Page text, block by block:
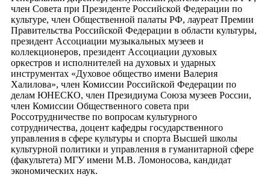
член Совета при Президенте Российской Федерации по
культуре, член Общественной палаты РФ, лауреат Премии
Правительства Российской Федерации в области культуры,
президент Ассоциации музыкальных музеев и
коллекционеров, президент Ассоциации духовых
оркестров и исполнителей на духовых и ударных
инструментах «Духовое общество имени Валерия
Халилова», член Комиссии Российской Федерации по
делам ЮНЕСКО, член Президиума Союза музеев России,
член Комиссии Общественного совета при
Россотрудничестве по вопросам культурного
сотрудничества, доцент кафедры государственного
управления в сфере культуры и спорта Высшей школы
культурной политики и управления в гуманитарной сфере
(факультета) МГУ имени М.В. Ломоносова, кандидат
экономических наук.